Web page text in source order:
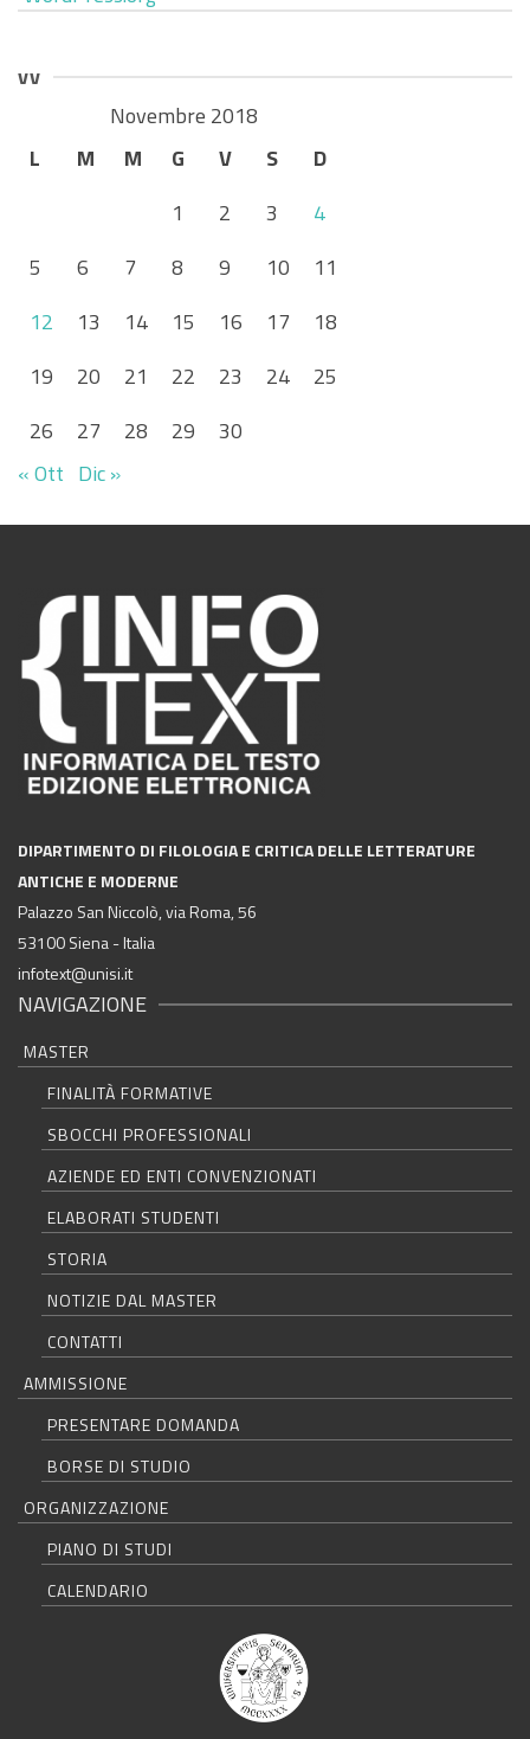
vv
Novembre 2018
L
M M G V S
D
1
2 3
4
5
6 7 8 9 10
11
12
13 14 15 16 17
18
19
20 21 22 23 24
25
26
27 28 29
30
« Ott Dic »
DIPARTIMENTO DI FILOLOGIA E CRITICA DELLE LETTERATURE
ANTICHE E MODERNE
Palazzo San Niccolò, via Roma, 56
53100 Siena - Italia
infotext@unisi.it
NAVIGAZIONE
MASTER
FINALITÀ FORMATIVE
SBOCCHI PROFESSIONALI
AZIENDE ED ENTI CONVENZIONATI
ELABORATI STUDENTI
STORIA
NOTIZIE DAL MASTER
CONTATTI
AMMISSIONE
PRESENTARE DOMANDA
BORSE DI STUDIO
ORGANIZZAZIONE
PIANO DI STUDI
CALENDARIO